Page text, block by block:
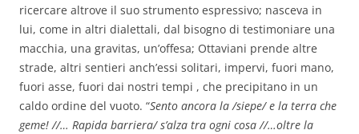
ricercare altrove il suo strumento espressivo; nasceva in
lui, come in altri dialettali, dal bisogno di testimoniare una
macchia, una gravitas, un’offesa; Ottaviani prende altre
strade, altri sentieri anch’essi solitari, impervi, fuori mano,
fuori asse, fuori dai nostri tempi , che precipitano in un
caldo ordine del vuoto. “Sento ancora la /siepe/ e la terra che
geme! //… Rapida barriera/ s’alza tra ogni cosa //…oltre la